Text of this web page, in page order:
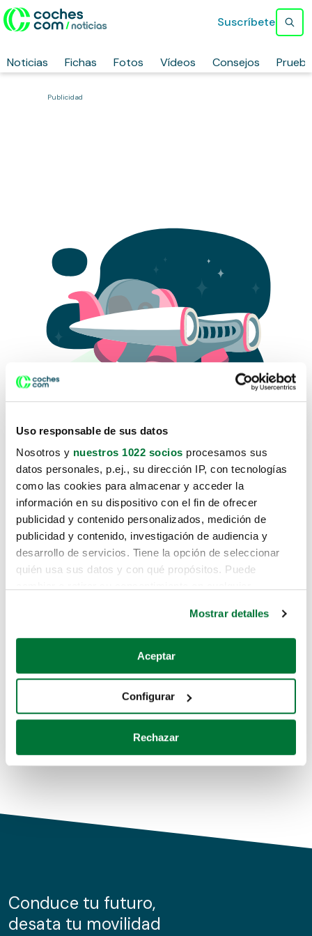
Uso responsable de sus datos
Nosotros y nuestros 1022 socios procesamos sus
datos personales, p.ej., su dirección IP, con tecnologías
como las cookies para almacenar y acceder la
información en su dispositivo con el fin de ofrecer
publicidad y contenido personalizados, medición de
publicidad y contenido, investigación de audiencia y
desarrollo de servicios. Tiene la opción de seleccionar
quién usa sus datos y con qué propósitos. Puede
Si lo permite, también quisiéramos:
Recopilar información sobre su ubicación geográfica
Identificar su dispositivo analizándolo activamente
para buscar características específicas (huellas
Obtenga más información sobre cómo se procesan sus
de cookies.
información sobre el uso que haga del sitio web con
nuestros partners de redes sociales, publicidad y análisis
Mostrar detalles
Aceptar
Configurar
Rechazar
Noticias Fichas Fotos Vídeos Consejos
Suscríbete
Publicidad
Lo sentimos, no sabemos como
te hemos traido hasta aquí.
Pero puedes encontrar el coche que estás
buscando en alguno de estos enlaces:
Coches de segunda mano
Coches de km0
Conduce tu futuro,
desata tu movilidad